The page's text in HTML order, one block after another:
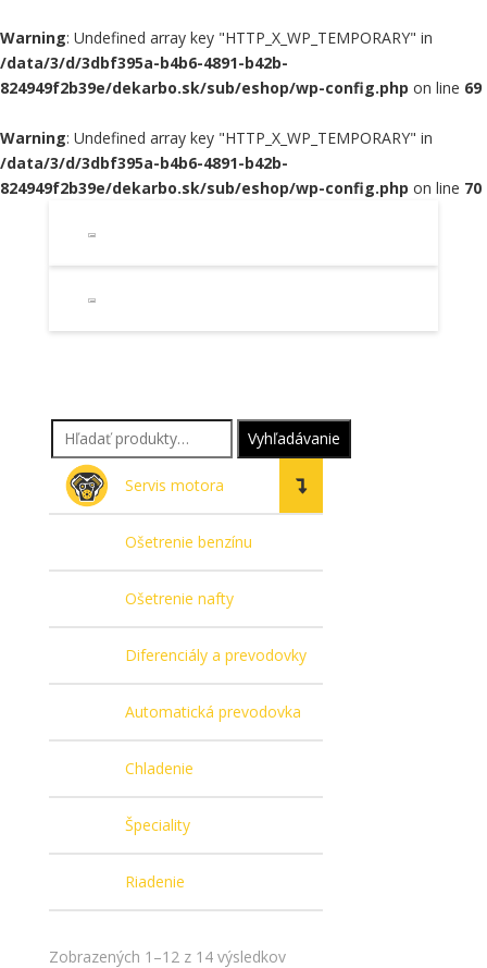
Warning: Undefined array key "HTTP_X_WP_TEMPORARY" in
/data/3/d/3dbf395a-b4b6-4891-b42b-
824949f2b39e/dekarbo.sk/sub/eshop/wp-config.php on line 69
Warning: Undefined array key "HTTP_X_WP_TEMPORARY" in
/data/3/d/3dbf395a-b4b6-4891-b42b-
824949f2b39e/dekarbo.sk/sub/eshop/wp-config.php on line 70
Hľadať: Vyhľadávanie
Servis motora
Ošetrenie benzínu
Ošetrenie nafty
Diferenciály a prevodovky
Automatická prevodovka
Chladenie
Špeciality
Riadenie
Zobrazených 1–12 z 14 výsledkov